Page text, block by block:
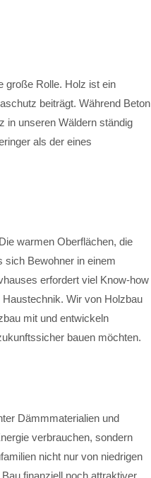
große Rolle. Holz ist ein
beiträgt. Während Beton
in unseren Wäldern ständig
als der eines
warmen Oberflächen, die
sich Bewohner in einem
erfordert viel Know-how
Wir von Holzbau
mit und entwickeln
bauen möchten.
Dämmmaterialien und
verbrauchen, sondern
nicht nur von niedrigen
finanziell noch attraktiver